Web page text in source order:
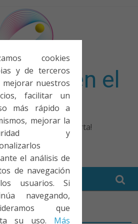
cookies
y de terceros
mejorar nuestros
facilitar un
más rápido a
mejorar la
y
el análisis de
de navegación
usuarios. Si
navegando,
que
su uso. Más
entra en el
solo el examen importa!